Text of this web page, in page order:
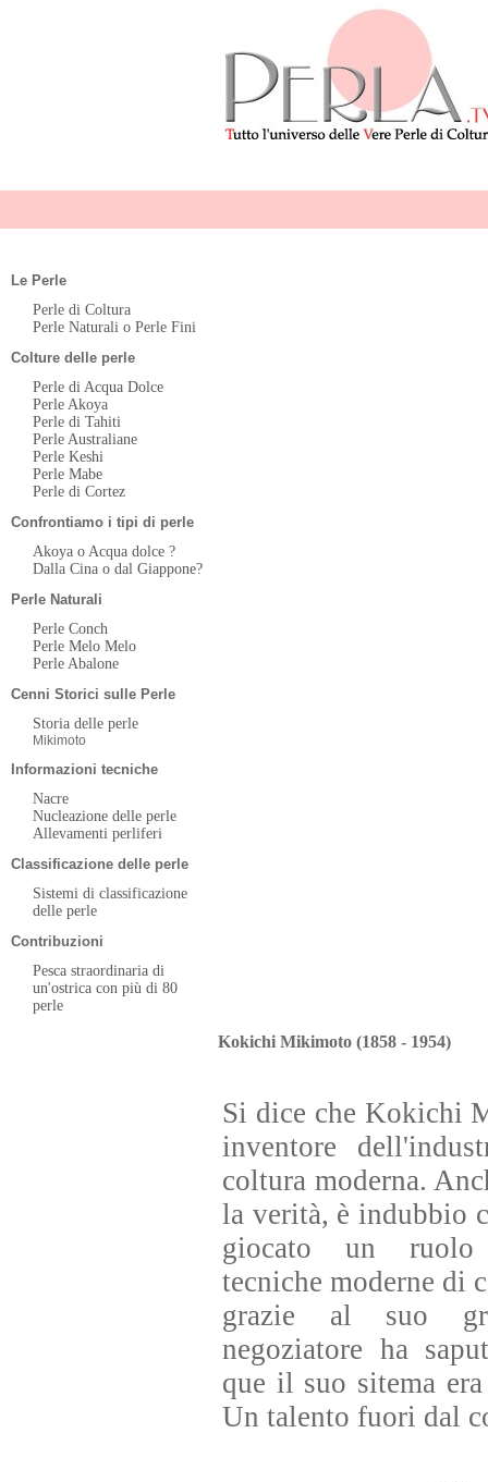
Le Perle
Perle di Coltura
Perle Naturali o Perle Fini
Colture delle perle
Perle di Acqua Dolce
Perle Akoya
Perle di Tahiti
Perle Australiane
Perle Keshi
Perle Mabe
Perle di Cortez
Confrontiamo i tipi di perle
Akoya o Acqua dolce ?
Dalla Cina o dal Giappone?
Perle Naturali
Perle Conch
Perle Melo Melo
Perle Abalone
Cenni Storici sulle Perle
Storia delle perle
Mikimoto
Informazioni tecniche
Nacre
Nucleazione delle perle
Allevamenti perliferi
Classificazione delle perle
Sistemi di classificazione
delle perle
Contribuzioni
Pesca straordinaria di
un'ostrica con più di 80
perle
Kokichi Mikimoto (1858 - 1954)
Si dice che Kokichi
inventore
coltura moderna.
la verità, è indubbio
giocato un ruolo
tecniche moderne di
grazie al suo
negoziatore ha
que il suo sitema
Un talento fuori dal